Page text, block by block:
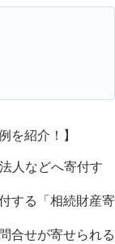
を紹介！】
人などへ寄付す
する「相続財産寄
合せが寄せられる